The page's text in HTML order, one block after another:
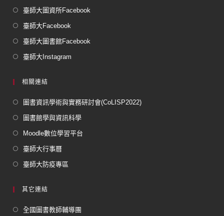
臺師大圖資所Facebook
臺師大Facebook
臺師大圖書館Facebook
臺師大Instagram
相關連結
圖書資訊學術與實務研討會(CoLISP2022)
圖書館學與資訊科學
Moodle數位學習平台
臺師大行事曆
臺師大防疫專區
其它連結
全國圖書教師輔導團